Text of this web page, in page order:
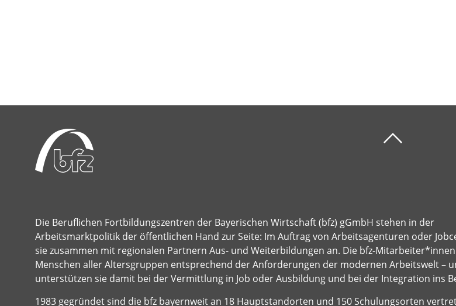
Die Beruflichen Fortbildungszentren der Bayerischen Wirtschaft (bfz) gGmbH stehen in der
Arbeitsmarktpolitik der öffentlichen Hand zur Seite: Im Auftrag von Arbeitsagenturen oder
sie zusammen mit regionalen Partnern Aus- und Weiterbildungen an. Die bfz-
Menschen aller Altersgruppen entsprechend der Anforderungen der modernen Arbeitswelt –
unterstützen sie damit bei der Vermittlung in Job oder Ausbildung und bei der Integration ins
1983 gegründet sind die bfz bayernweit an 18 Hauptstandorten und 150 Schulungsorten